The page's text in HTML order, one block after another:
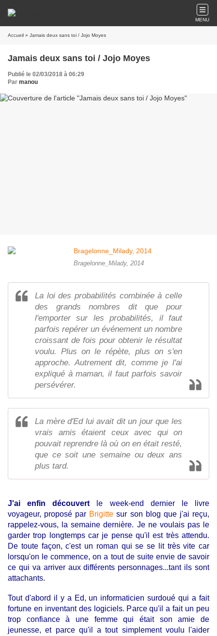
MENU
Accueil » Jamais deux sans toi / Jojo Moyes
Jamais deux sans toi / Jojo Moyes
Publié le 02/03/2018 à 06:29
Par manou
Bragelonne_Milady, 2014
La loi des probabilités combinée à celle
des grands nombres dit que pour
l'emporter sur les probabilités, il faut
parfois repérer un événement un nombre
croissant de fois pour obtenir le résultat
voulu. Plus on le répète, plus on s'en
approche. Autrement dit, comme je l'ai
expliqué à maman, il faut parfois savoir
persévérer.
La mère d'Ed lui avait dit un jour que les
vrais amis étaient ceux avec qui on
pouvait reprendre là où on en était resté,
que ce soit une semaine ou deux ans
plus tard.
J'ai enfin découvert le week-end dernier le livre
voyageur, proposé par Brigittesur son blog que j'ai reçu,
rappelez-vous, la semaine dernière. Je ne voulais pas le
garder trop longtemps car je pense qu'il est très attendu.
De toute façon, c'est un roman qui se se lit très vite car
lorsqu'on le commence, on a tout de suite envie de savoir
ce qui va arriver aux différents personnages...tant ils sont
attachants.
Tout d'abord il y a Ed, un informaticien surdoué qui a fait
fortune en inventant des logiciels. Parce qu'il a fait un peu
trop confiance à une femme qui était son amie de
jeunesse, et parce qu'il a tout simplement voulu l'aider